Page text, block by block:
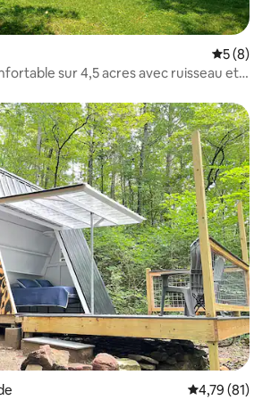
5 (8)
sur 4,5 acres avec ruisseau et
Évaluation
4,79 (81)